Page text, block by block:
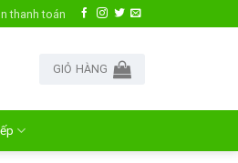
thanh toán
GIỎ HÀNG